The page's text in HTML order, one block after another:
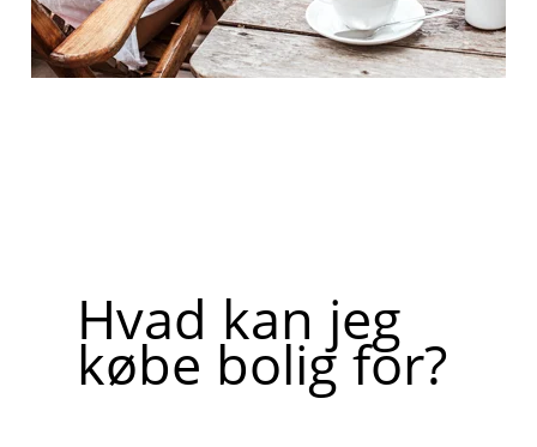
Hvad kan jeg
købe bolig for?